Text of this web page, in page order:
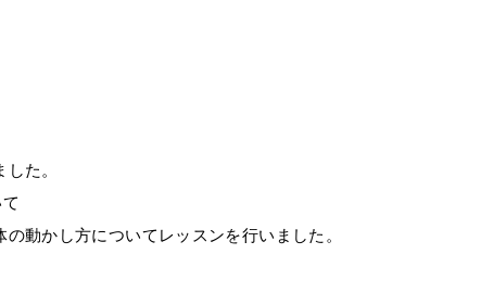
た。
動かし方についてレッスンを行いました。